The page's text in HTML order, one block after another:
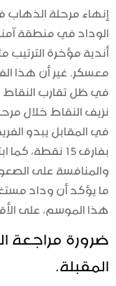
أندية مؤخرة الترتيب
معسكر. غير أن هذا
في ظل تقارب النقاط
نزيف النقاط خلال
في المقابل يبدو
بفارق 15
والمنافسة على
ما يؤكد أن وداد
هذا الموسم، على
ضرورة مراجعة
المقبلة.